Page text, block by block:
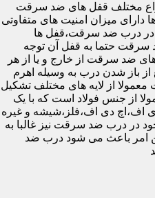
مختلف قفل های ضد سرقت
دارای میزان امنیت های متفاوتی
در درب ضد سرقت،قفل ها
سرقت حتما به قفل آن توجه
های ضد سرقت از خارج و یا از هر
باز شدن درب به وسیله اهرم
از لایه های مختلف تشکیل
از جنس فولاد است که با یک
اف،اچ دی اف،فلز،شیشه و غیره
درب ضد سرقت نیز غالبا به
امر باعث می شود درب ضد